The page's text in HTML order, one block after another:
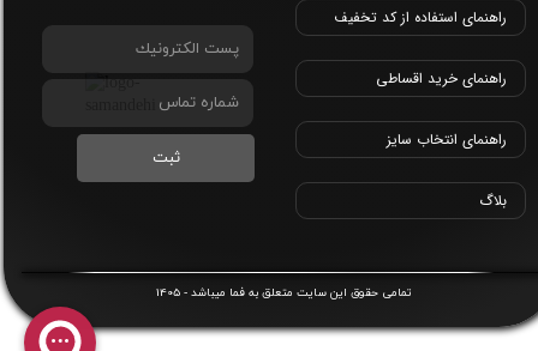
​تمامی حقوق این سایت متعلق بهفما میباشد -1405
راهنمای استفاده از کد تخفیف
راهنمای خرید اقساطی
راهنمای انتخاب سایز
بلاگ
ثبت